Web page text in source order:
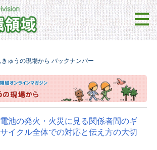
きゅうの現場から バックナンバー
池の発火・火災に見る関係者間のギ
イクル全体での対応と伝え方の大切